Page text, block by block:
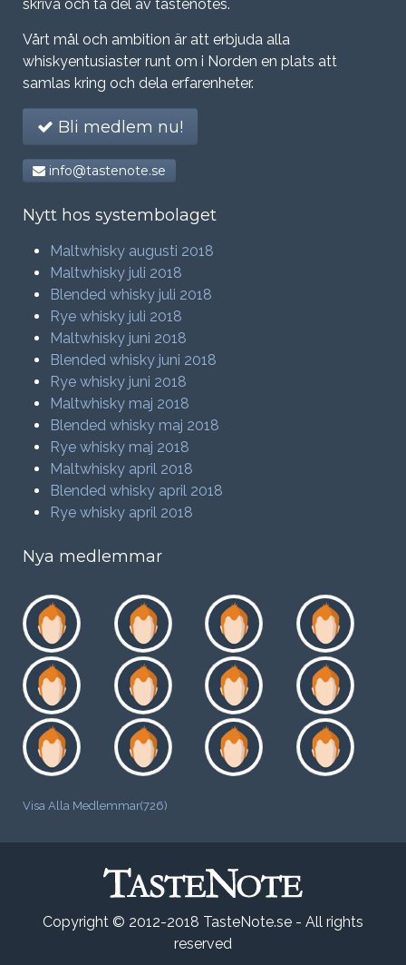
skriva och ta del av tastenotes.
Vårt mål och ambition är att erbjuda alla
whiskyentusiaster runt om i Norden en plats att
samlas kring och dela erfarenheter.
Bli medlem nu!
info@tastenote.se
Nytt hos systembolaget
Maltwhisky augusti 2018
Maltwhisky juli 2018
Blended whisky juli 2018
Rye whisky juli 2018
Maltwhisky juni 2018
Blended whisky juni 2018
Rye whisky juni 2018
Maltwhisky maj 2018
Blended whisky maj 2018
Rye whisky maj 2018
Maltwhisky april 2018
Blended whisky april 2018
Rye whisky april 2018
Nya medlemmar
Visa Alla Medlemmar(726)
Copyright © 2012-2018 TasteNote.se - All rights
reserved